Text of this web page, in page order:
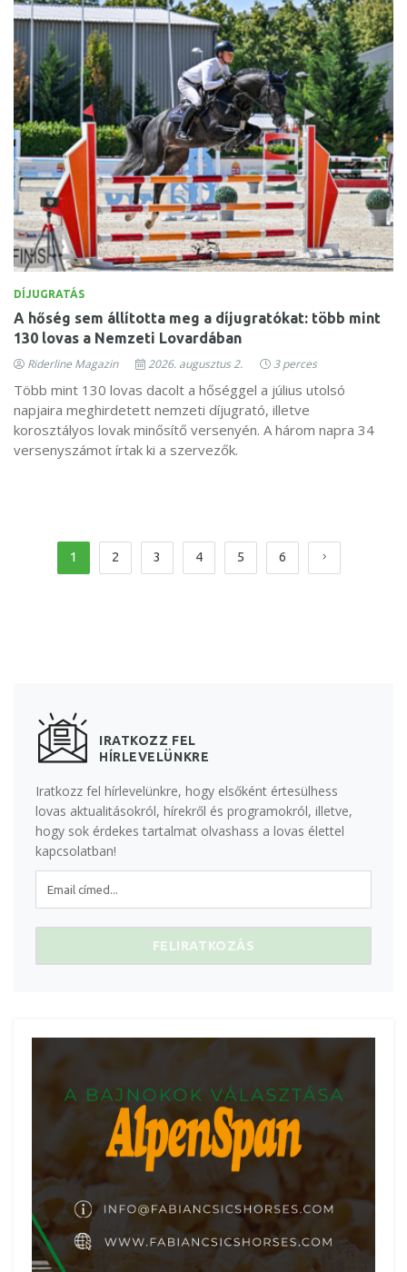
DÍJUGRATÁS
A hőség sem állította meg a díjugratókat: több mint
130 lovas a Nemzeti Lovardában
Riderline Magazin 2026. augusztus 2. 3 perces
Több mint 130 lovas dacolt a hőséggel a július utolsó
napjaira meghirdetett nemzeti díjugrató, illetve
korosztályos lovak minősítő versenyén. A három napra 34
versenyszámot írtak ki a szervezők.
1 2 3 4 5 6
IRATKOZZ FEL
HÍRLEVELÜNKRE
Iratkozz fel hírlevelünkre, hogy elsőként értesülhess
lovas aktualitásokról, hírekről és programokról, illetve,
hogy sok érdekes tartalmat olvashass a lovas élettel
kapcsolatban!